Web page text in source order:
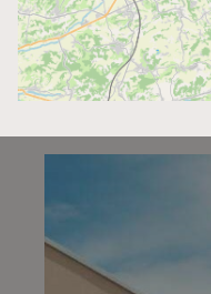
Centre Funéraire
4.6/5(442
04 74 28 22 44